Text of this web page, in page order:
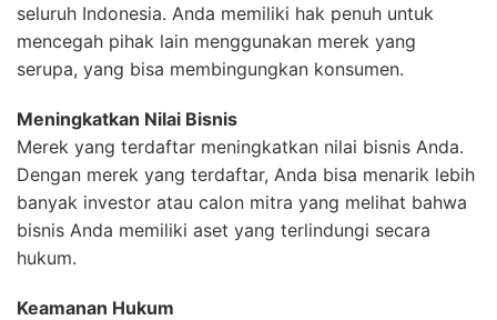
seluruh Indonesia. Anda memiliki hak penuh untuk
mencegah pihak lain menggunakan merek yang
serupa, yang bisa membingungkan konsumen.
Meningkatkan Nilai Bisnis
Merek yang terdaftar meningkatkan nilai bisnis Anda.
Dengan merek yang terdaftar, Anda bisa menarik lebih
banyak investor atau calon mitra yang melihat bahwa
bisnis Anda memiliki aset yang terlindungi secara
hukum.
Keamanan Hukum